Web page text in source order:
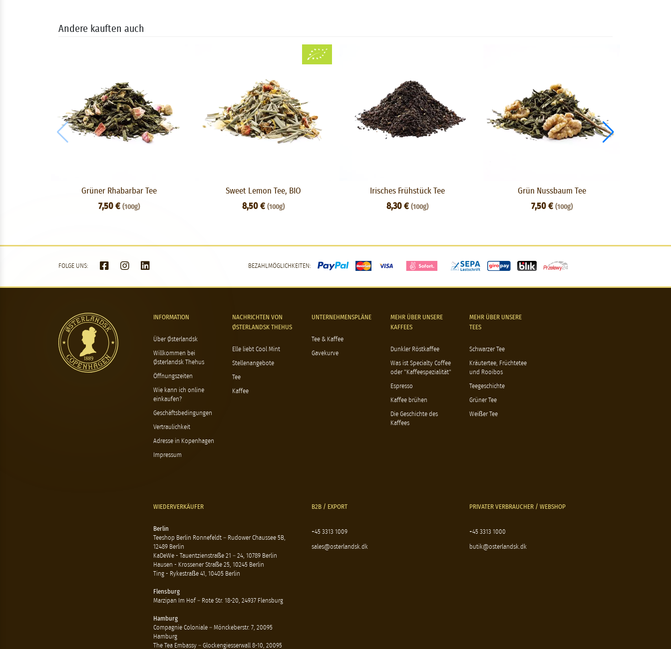
Andere kauften auch
Grüner Rhabarbar Tee
7,50 €(100g)
Sweet Lemon Tee, BIO
8,50 €(100g)
Irisches Frühstück Tee
8,30 €(100g)
Grün Nussbaum Tee
7,50 € (100g)
FOLGE UNS: BEZAHLMÖGLICHKEITEN:
INFORMATION
Über Østerlandsk
Willkommen bei
Østerlandsk Thehus
Öffnungszeiten
Wie kann ich online
einkaufen?
Geschäftsbedingungen
Vertraulichkeit
Adresse in Kopenhagen
Impressum
NACHRICHTEN VON
ØSTERLANDSK THEHUS
Elle liebt Cool Mint
Stellenangebote
Tee
Kaffee
UNTERNEHMENSPLÄNE
Tee & Kaffee
Gavekurve
MEHR ÜBER UNSERE
KAFFEES
Dunkler Röstkaffee
Was ist Specialty Coffee
oder "Kaffeespezialität"
Espresso
Kaffee brühen
Die Geschichte des
Kaffees
MEHR ÜBER UNSERE
TEES
Schwarzer Tee
Kräutertee, Früchtetee
und Rooibos
Teegeschichte
Grüner Tee
Weißer Tee
WIEDERVERKÄUFER
Berlin
Teeshop Berlin Ronnefeldt – Rudower Chaussee 5B,
12489 Berlin
KaDeWe - Tauentzienstraße 21 – 24, 10789 Berlin
Hausen - Krossener Straße 25, 10245 Berlin
Ting - Rykestraße 41, 10405 Berlin
Flensburg
Marzipan Im Hof – Rote Str. 18-20, 24937 Flensburg
Hamburg
Compagnie Coloniale – Mönckeberstr. 7, 20095
Hamburg
The Tea Embassy – Glockengiesserwall 8-10, 20095
B2B / EXPORT
+45 3313 1009
sales@osterlandsk.dk
PRIVATER VERBRAUCHER / WEBSHOP
+45 3313 1000
butik@osterlandsk.dk